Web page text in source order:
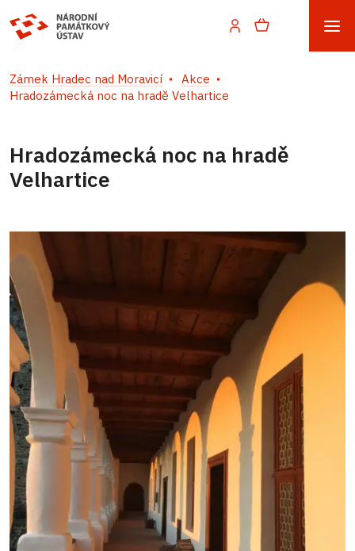
Zámek Hradec nad Moravicí
Akce
Hradozámecká noc na hradě Velhartice
Hradozámecká noc na hradě
Velhartice